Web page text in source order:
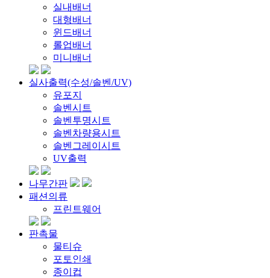
실내배너
대형배너
윈드배너
롤업배너
미니배너
실사출력(수성/솔벤/UV)
유포지
솔벤시트
솔벤투명시트
솔벤차량용시트
솔벤그레이시트
UV출력
나무간판
패션의류
프린트웨어
판촉물
물티슈
포토인쇄
종이컵